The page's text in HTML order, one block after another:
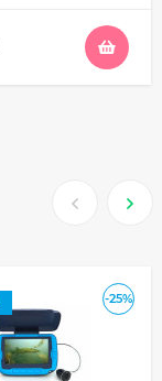
-25%